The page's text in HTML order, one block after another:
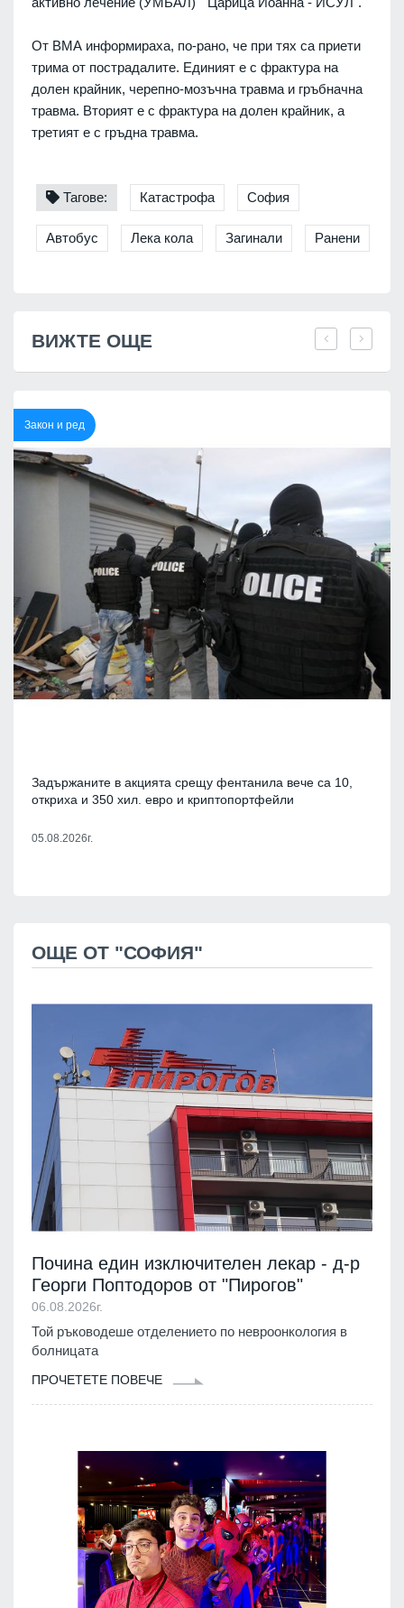
От ВМА информираха, по-рано, че при тях са приети
трима от пострадалите. Единият е с фрактура на
долен крайник, черепно-мозъчна травма и гръбначна
травма. Вторият е с фрактура на долен крайник, а
третият е с гръдна травма.
Тагове: Катастрофа София
Автобус Лека кола Загинали Ранени
ВИЖТЕ ОЩЕ
Закон и ред
Задържаните в акцията срещу фентанила вече са 10,
откриха и 350 хил. евро и криптопортфейли
05.08.2026г.
ОЩЕ ОТ "СОФИЯ"
Почина един изключителен лекар - д-р
Георги Поптодоров от "Пирогов"
06.08.2026г.
Той ръководеше отделението по невроонкология в
болницата
ПРОЧЕТЕТЕ ПОВЕЧЕ